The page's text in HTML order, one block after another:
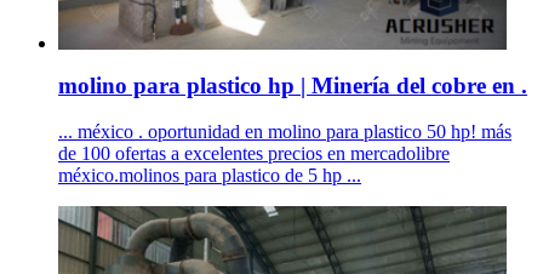
molino para plastico hp | Minería del cobre en .
... méxico . oportunidad en molino para plastico 50 hp! más
de 100 ofertas a excelentes precios en mercadolibre
méxico.molinos para plastico de 5 hp ...